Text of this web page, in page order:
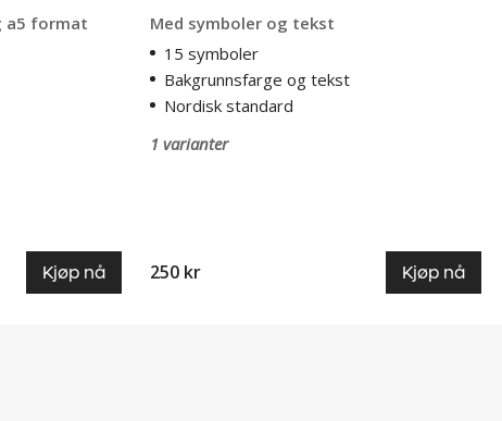
a5 format
Kjøp nå
Med symboler og tekst
15 symboler
Bakgrunnsfarge og tekst
Nordisk standard
1 varianter
250 kr Kjøp nå